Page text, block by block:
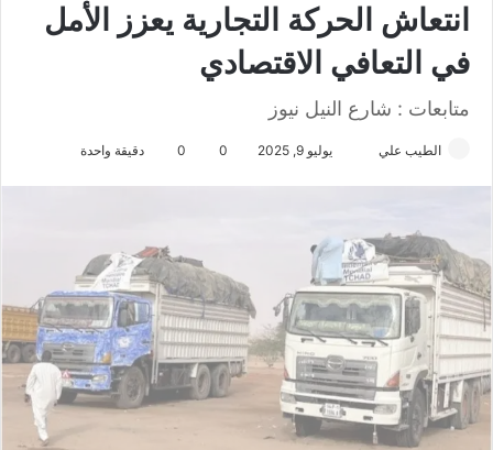
انتعاش الحركة التجارية يعزز الأمل
في التعافي الاقتصادي
متابعات : شارع النيل نيوز
الطيب علي
ب
ر
ي
د
ا
إ
ل
ك
يوليو 9, 2025 0 دقيقة واحدة